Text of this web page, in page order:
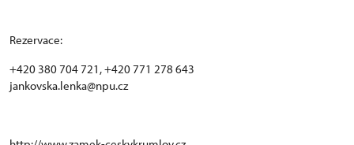
Rezervace:
+420 380 704 721, +420 771 278 643
jankovska.lenka@npu.cz